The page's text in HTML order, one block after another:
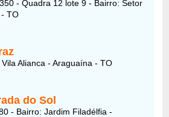
- Quadra 12 lote 9 - Bairro: Setor
TO
Alianca - Araguaína - TO
do Sol
- Bairro: Jardim Filadélfia -